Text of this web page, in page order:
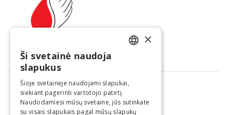
Dalintis
×
Ši svetainė naudoja
slapukus
Šioje svetainėje naudojami slapukai,
siekiant pagerinti vartotojo patirtį.
Naudodamiesi mūsų svetaine, jūs sutinkate
su visais slapukais pagal mūsų slapukų